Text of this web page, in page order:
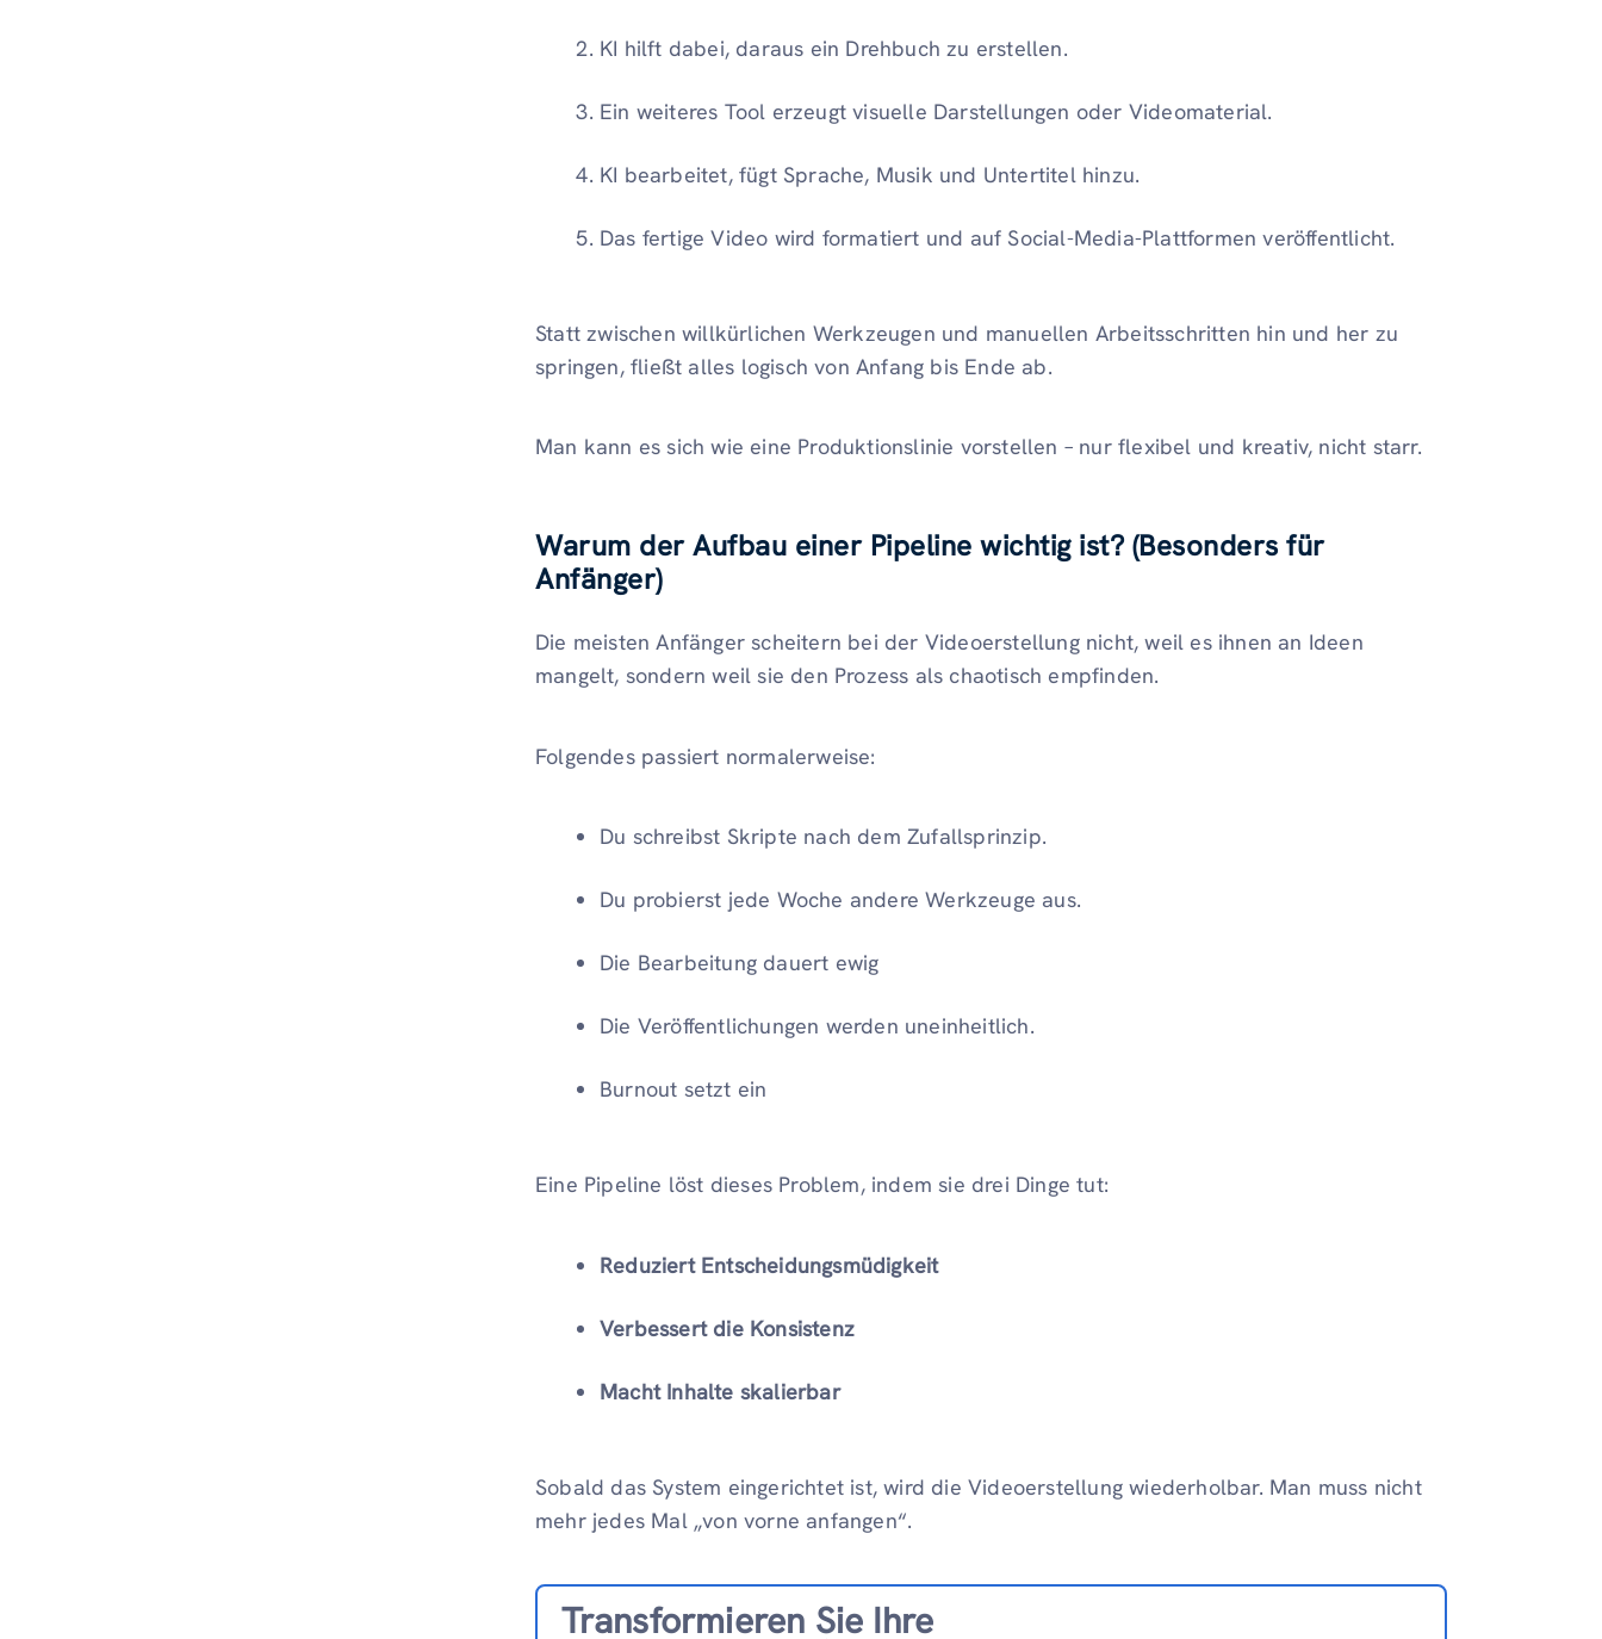
KI hilft dabei, daraus ein Drehbuch zu erstellen.
Ein weiteres Tool erzeugt visuelle Darstellungen oder Videomaterial.
KI bearbeitet, fügt Sprache, Musik und Untertitel hinzu.
Das fertige Video wird formatiert und auf Social-Media-Plattformen veröffentlicht.
Statt zwischen willkürlichen Werkzeugen und manuellen Arbeitsschritten hin und her zu
springen, fließt alles logisch von Anfang bis Ende ab.
Man kann es sich wie eine Produktionslinie vorstellen – nur flexibel und kreativ, nicht starr.
Warum der Aufbau einer Pipeline wichtig ist? (Besonders für
Anfänger)
Die meisten Anfänger scheitern bei der Videoerstellung nicht, weil es ihnen an Ideen
mangelt, sondern weil sie den Prozess als chaotisch empfinden.
Folgendes passiert normalerweise:
Du schreibst Skripte nach dem Zufallsprinzip.
Du probierst jede Woche andere Werkzeuge aus.
Die Bearbeitung dauert ewig
Die Veröffentlichungen werden uneinheitlich.
Burnout setzt ein
Eine Pipeline löst dieses Problem, indem sie drei Dinge tut:
Reduziert Entscheidungsmüdigkeit
Verbessert die Konsistenz
Macht Inhalte skalierbar
Sobald das System eingerichtet ist, wird die Videoerstellung wiederholbar. Man muss nicht
mehr jedes Mal „von vorne anfangen“.
Transformieren Sie Ihre